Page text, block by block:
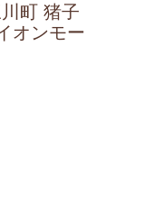
町 猪子
オンモー